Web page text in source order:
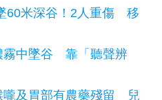
60米深谷！2人重傷 移
霧中墜谷 靠「聽聲辨
嚨及胃部有農藥殘留 兒